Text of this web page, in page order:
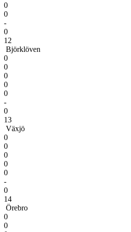
0
0
-
0
12
Björklöven
0
0
0
0
0
-
0
13
Växjö
0
0
0
0
0
-
0
14
Örebro
0
0